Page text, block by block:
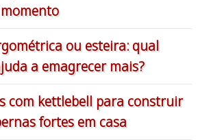
momento
ou esteira: qual
a emagrecer mais?
com kettlebell para construir
fortes em casa